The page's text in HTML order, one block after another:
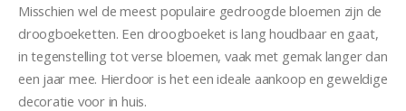
Misschien wel de meest populaire gedroogde bloemen zijn de
droogboeketten. Een droogboeket is lang houdbaar en gaat,
in tegenstelling tot verse bloemen, vaak met gemak langer dan
een jaar mee. Hierdoor is het een ideale aankoop en geweldige
decoratie voor in huis.